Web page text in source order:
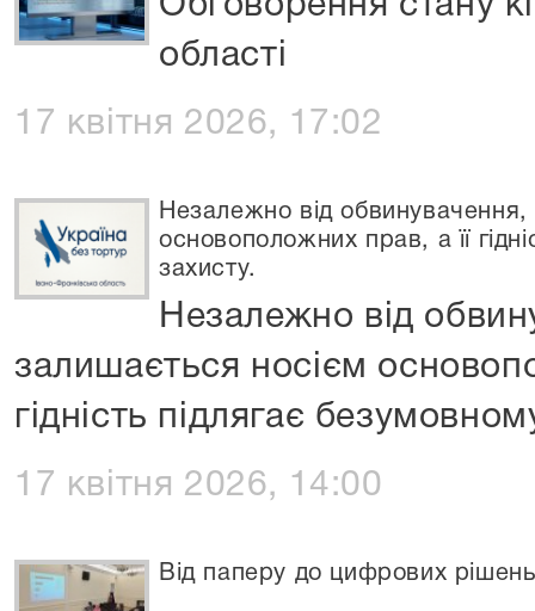
області
17 квітня 2026, 17:02
Незалежно від
основоположних прав, а її
захисту.
Незалежно від
залишається носієм
гідність підлягає
17 квітня 2026, 14:00
Від паперу до цифрових